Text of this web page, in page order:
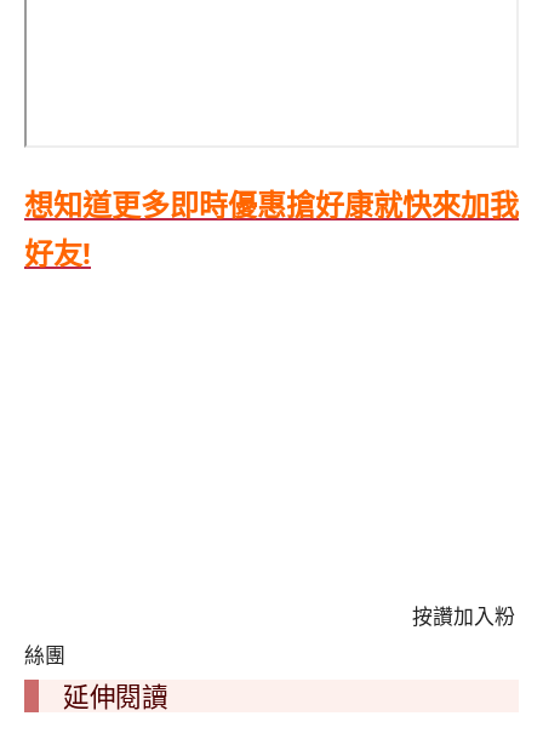
想知道更多即時優惠搶好康就快來加我
好友!
按讚加入粉
絲團
延伸閱讀